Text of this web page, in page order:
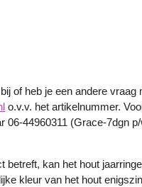
of heb je een andere vraag
o.v.v. het artikelnummer.
06-44960311 (Grace-7dgn
betreft, kan het hout
kleur van het hout